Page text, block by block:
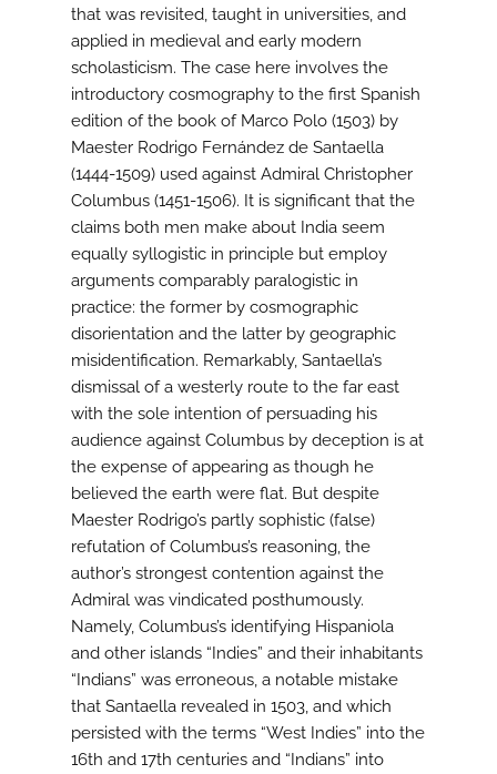
that was revisited, taught in universities, and
applied in medieval and early modern
scholasticism. The case here involves the
introductory cosmography to the first Spanish
edition of the book of Marco Polo (1503) by
Maester Rodrigo Fernández de Santaella
(1444-1509) used against Admiral Christopher
Columbus (1451-1506). It is significant that the
claims both men make about India seem
equally syllogistic in principle but employ
arguments comparably paralogistic in
practice: the former by cosmographic
disorientation and the latter by geographic
misidentification. Remarkably, Santaella’s
dismissal of a westerly route to the far east
with the sole intention of persuading his
audience against Columbus by deception is at
the expense of appearing as though he
believed the earth were flat. But despite
Maester Rodrigo’s partly sophistic (false)
refutation of Columbus’s reasoning, the
author’s strongest contention against the
Admiral was vindicated posthumously.
Namely, Columbus’s identifying Hispaniola
and other islands “Indies” and their inhabitants
“Indians” was erroneous, a notable mistake
that Santaella revealed in 1503, and which
persisted with the terms “West Indies” into the
16th and 17th centuries and “Indians” into